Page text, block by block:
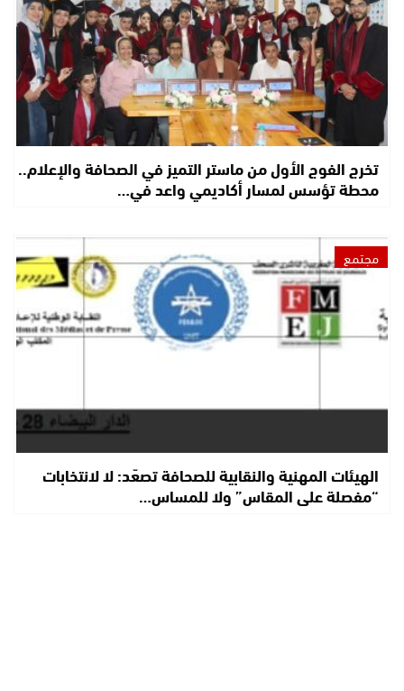
تخرج الفوج الأول من ماستر التميز في الصحافة والإعلام..
محطة تؤسس لمسار أكاديمي واعد في…
مجتمع
الهيئات المهنية والنقابية للصحافة تصعّد: لا لانتخابات
“مفصلة على المقاس” ولا للمساس…